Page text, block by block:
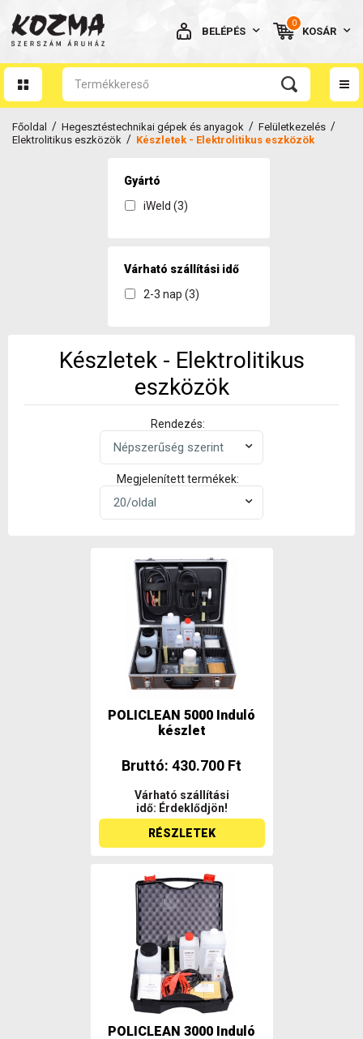
BELÉPÉS
BELÉPÉS
NINCS MÉG FIÓKOM
0
KOSÁR
Főoldal / Hegesztéstechnikai gépek és anyagok / Felületkezelés /
Elektrolitikus eszközök / Készletek - Elektrolitikus eszközök
Gyártó
iWeld (3)
Várható szállítási idő
2-3 nap (3)
Készletek - Elektrolitikus
eszközök
Rendezés:
Megjelenített termékek:
POLICLEAN 5000 Induló
készlet
Bruttó: 430.700 Ft
Várható szállítási
idő: Érdeklődjön!
RÉSZLETEK
POLICLEAN 3000 Induló